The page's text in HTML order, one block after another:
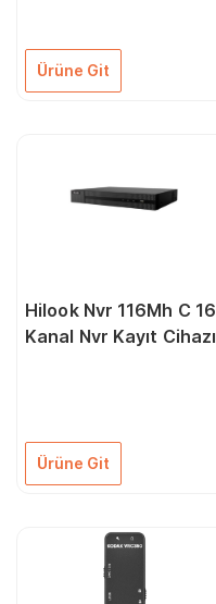
Ürüne Git
Hilook Nvr 116Mh C 16
Kanal Nvr Kayıt Cihazı
Ürüne Git